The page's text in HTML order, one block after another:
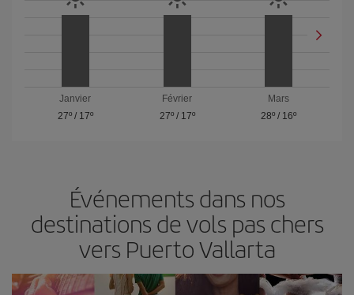
Janvier
27º/ 17º
Février
27º/ 17º
Mars
28º / 16º
Événements dans nos
destinations de vols pas chers
vers Puerto Vallarta